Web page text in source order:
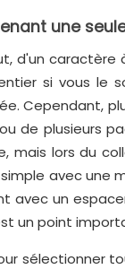
une
d'un caractère
si vous le
Cependant,
de plusieurs
mais lors du
avec une
avec un
un point
sélectionner